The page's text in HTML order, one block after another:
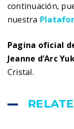
continuación,
nuestra
Pagina oficial
Jeanne d’Arc
Cristal.